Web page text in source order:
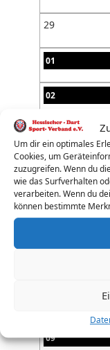
Um dir ein optimales
Cookies, um
zuzugreifen. Wenn du
wie das Surfverhalten
verarbeiten. Wenn du
können bestimmte
29
01
02
03
04
05
09